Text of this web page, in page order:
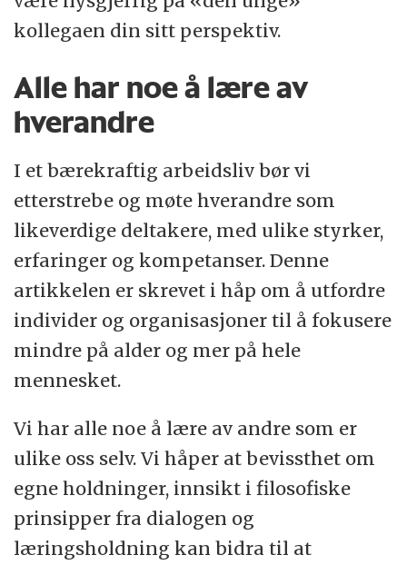
kollegaen din sitt perspektiv.
Alle har noe å lære av
hverandre
I et bærekraftig arbeidsliv bør vi
etterstrebe og møte hverandre som
likeverdige deltakere, med ulike styrker,
erfaringer og kompetanser. Denne
artikkelen er skrevet i håp om å utfordre
individer og organisasjoner til å fokusere
mindre på alder og mer på hele
mennesket.
Vi har alle noe å lære av andre som er
ulike oss selv. Vi håper at bevissthet om
egne holdninger, innsikt i filosofiske
prinsipper fra dialogen og
læringsholdning kan bidra til at